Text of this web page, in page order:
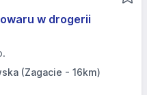
w drogerii
(Zagacie - 16km)